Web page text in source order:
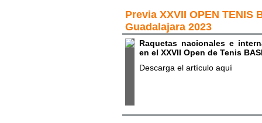
Previa XXVII OPEN TENIS
Guadalajara 2023
Raquetas nacionales e
en el XXVII Open de Tenis
Descarga el artículo aquí